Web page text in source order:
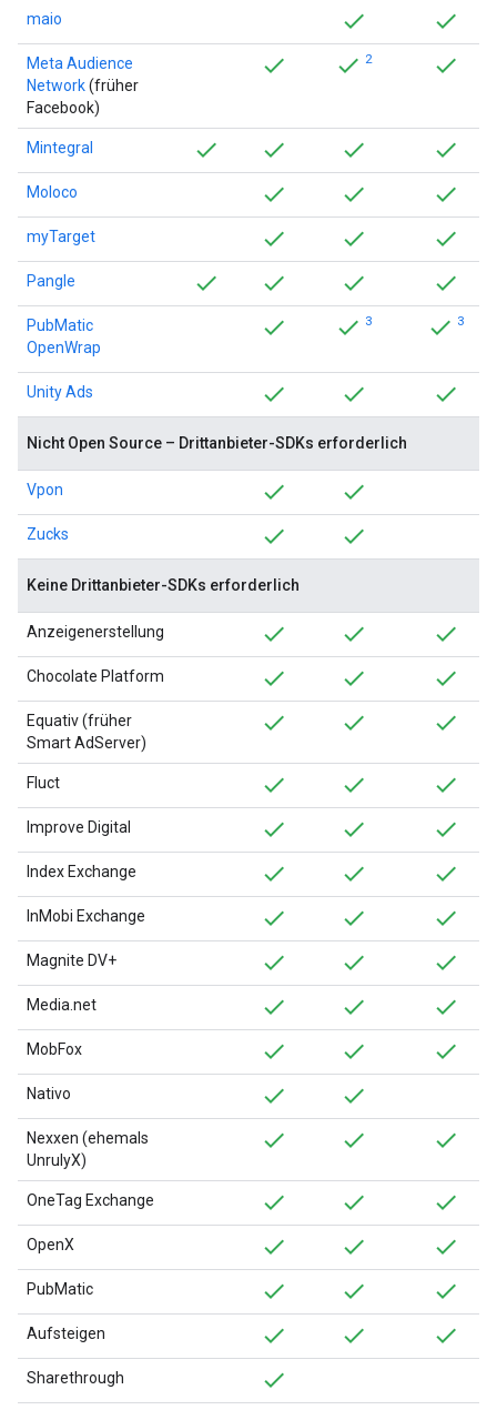
maio
Meta Audience
Network(früher
Facebook)
2
Mintegral
Moloco
myTarget
Pangle
PubMatic
OpenWrap
3 3
Unity Ads
Nicht Open Source – Drittanbieter-SDKs erforderlich
Vpon
Zucks
Keine Drittanbieter-SDKs erforderlich
Anzeigenerstellung
Chocolate Platform
Equativ (früher
Smart AdServer)
Fluct
Improve Digital
Index Exchange
InMobi Exchange
Magnite DV+
Media.net
MobFox
Nativo
Nexxen (ehemals
UnrulyX)
OneTag Exchange
OpenX
PubMatic
Aufsteigen
Sharethrough